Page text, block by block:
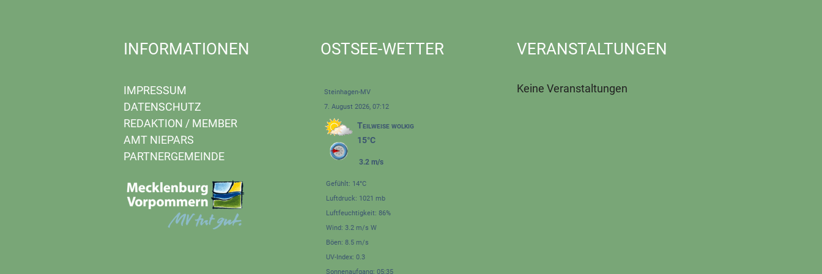
INFORMATIONEN
IMPRESSUM
DATENSCHUTZ
REDAKTION / MEMBER
AMT NIEPARS
PARTNERGEMEINDE
OSTSEE-WETTER
Steinhagen-MV
7. August 2026, 07:12
Teilweise wolkig
15°C
3.2 m/s
Gefühlt: 14°C
Luftdruck: 1021 mb
Luftfeuchtigkeit: 86%
Wind: 3.2 m/s W
Böen: 8.5 m/s
UV-Index: 0.3
Sonnenaufgang: 05:35
VERANSTALTUNGEN
Keine Veranstaltungen